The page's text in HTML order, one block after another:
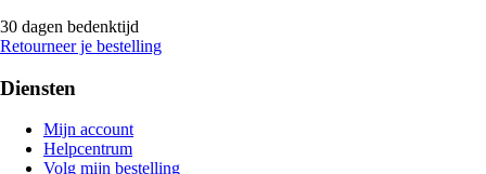
30 dagen bedenktijd
Retourneer je bestelling
Diensten
Mijn account
Helpcentrum
Volg mijn bestelling